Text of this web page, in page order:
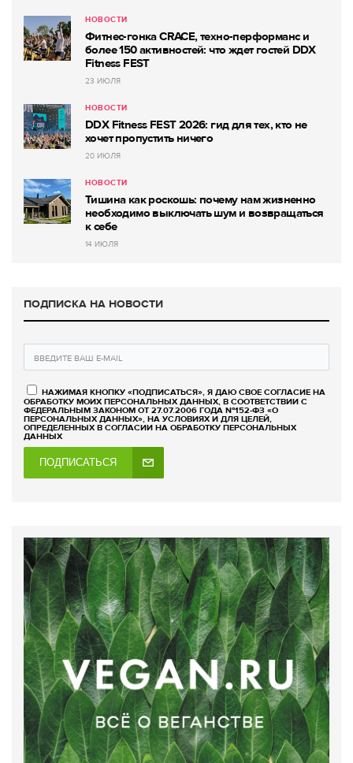
НОВОСТИ
Фитнес-гонка CRACE, техно-перформанс и
более 150 активностей: что ждет гостей DDX
Fitness FEST
23 ИЮЛЯ
НОВОСТИ
DDX Fitness FEST 2026: гид для тех, кто не
хочет пропустить ничего
20 ИЮЛЯ
НОВОСТИ
Тишина как роскошь: почему нам жизненно
необходимо выключать шум и возвращаться
к себе
14 ИЮЛЯ
ПОДПИСКА НА НОВОСТИ
НАЖИМАЯ КНОПКУ «ПОДПИСАТЬСЯ», Я ДАЮ СВОЕ СОГЛАСИЕ НА
ОБРАБОТКУ МОИХ ПЕРСОНАЛЬНЫХ ДАННЫХ, В СООТВЕТСТВИИ С
ФЕДЕРАЛЬНЫМ ЗАКОНОМ ОТ 27.07.2006 ГОДА №152-ФЗ «О
ПЕРСОНАЛЬНЫХ ДАННЫХ», НА УСЛОВИЯХ И ДЛЯ ЦЕЛЕЙ,
ОПРЕДЕЛЕННЫХ В СОГЛАСИИ НА ОБРАБОТКУ ПЕРСОНАЛЬНЫХ
ДАННЫХ
ПОДПИСАТЬСЯ